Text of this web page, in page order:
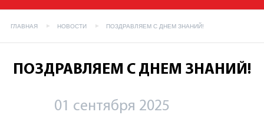
ГЛАВНАЯ НОВОСТИ ПОЗДРАВЛЯЕМ С ДНЕМ ЗНАНИЙ!
ПОЗДРАВЛЯЕМ С ДНЕМ ЗНАНИЙ!
01 сентября 2025